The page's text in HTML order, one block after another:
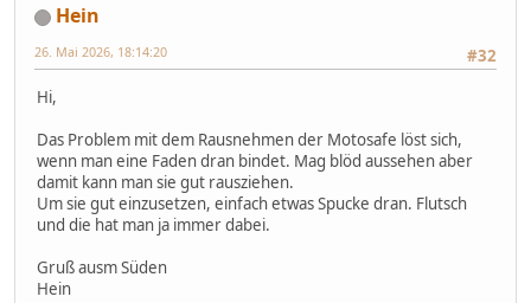
Hein
#32
26. Mai 2026, 18:14:20
Hi,
Das Problem mit dem Rausnehmen der Motosafe löst sich,
wenn man eine Faden dran bindet. Mag blöd aussehen aber
damit kann man sie gut rausziehen.
Um sie gut einzusetzen, einfach etwas Spucke dran. Flutsch
und die hat man ja immer dabei.
Gruß ausm Süden
Hein